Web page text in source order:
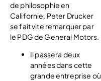
de philosophie en
Californie, Peter Drucker
se fait vite remarquer par
le PDG de General Motors.
Il passera deux
années dans cette
grande entreprise où